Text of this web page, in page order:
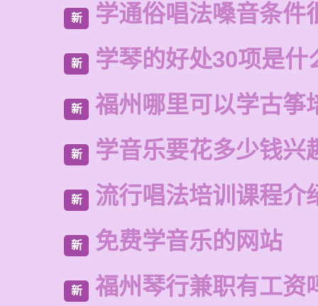
新 学通俗唱法嗓音条件
新 学琴的好处30项是什
新 福州哪里可以学古筝
新 学音乐要花多少钱兴
新 流行唱法培训课程介
新 免费学音乐的网站
新 福州琴行兼职有工资